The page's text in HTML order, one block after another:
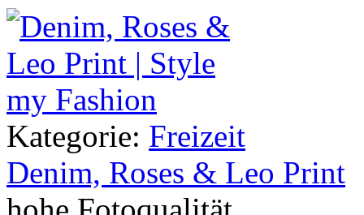
Kategorie: Freizeit
Denim, Roses & Leo Print